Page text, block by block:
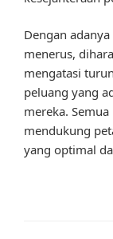
Dengan
menerus,
mengatasi
peluang yang
mereka.
mendukung
yang optimal